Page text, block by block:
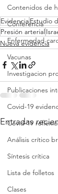
Contenidos de
Conferencia
Enfermedad
Vacunas
Investigacion
Publicaciones
Covid-19
Covid-19
Análisis crítico
Síntesis crítica
Lista de folletos
Clases
EvidenciaEstudio
Presión arterial
Nueva evidencia
Entradas